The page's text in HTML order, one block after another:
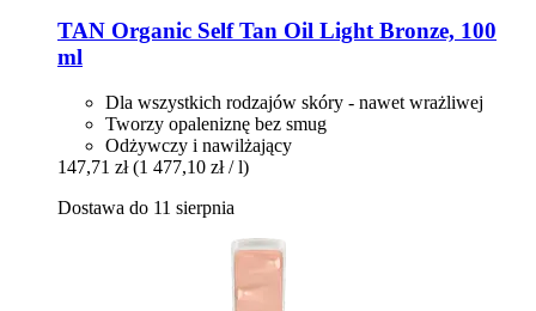
TAN Organic Self Tan Oil Light Bronze, 100
ml
Dla wszystkich rodzajów skóry - nawet wrażliwej
Tworzy opaleniznę bez smug
Odżywczy i nawilżający
147,71 zł (1 477,10 zł / l)
Dostawa do 11 sierpnia